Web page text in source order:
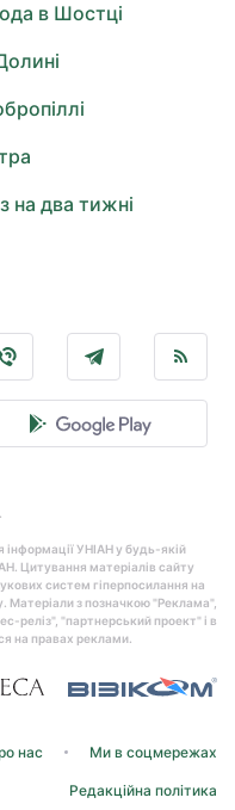
в Шостці
на два тижні
УНІАН у будь-якій
Цитування матеріалів сайту
систем гіперпосилання на
Матеріали з позначкою "Реклама",
реліз", "партнерський проект" і в
на правах реклами.
нас Ми в соцмережах
Редакційна політика